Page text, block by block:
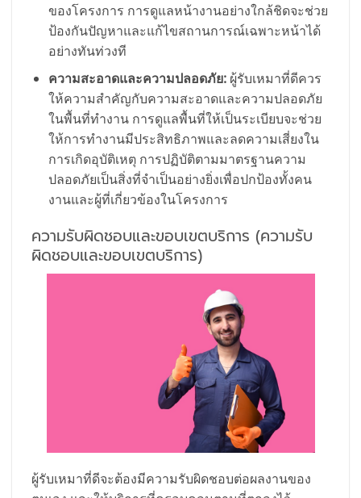
ของโครงการ การดูแลหน้างานอย่างใกล้ชิดจะช่วย
ป้องกันปัญหาและแก้ไขสถานการณ์เฉพาะหน้าได้
อย่างทันท่วงที
ความสะอาดและความปลอดภัย:ผู้รับเหมาที่ดีควร
ให้ความสำคัญกับความสะอาดและความปลอดภัย
ในพื้นที่ทำงาน การดูแลพื้นที่ให้เป็นระเบียบจะช่วย
ให้การทำงานมีประสิทธิภาพและลดความเสี่ยงใน
การเกิดอุบัติเหตุ การปฏิบัติตามมาตรฐานความ
ปลอดภัยเป็นสิ่งที่จำเป็นอย่างยิ่งเพื่อปกป้องทั้งคน
งานและผู้ที่เกี่ยวข้องในโครงการ
ความรับผิดชอบและขอบเขตบริการ (ความรับ
ผิดชอบและขอบเขตบริการ)
ผู้รับเหมาที่ดีจะต้องมีความรับผิดชอบต่อผลงานของ